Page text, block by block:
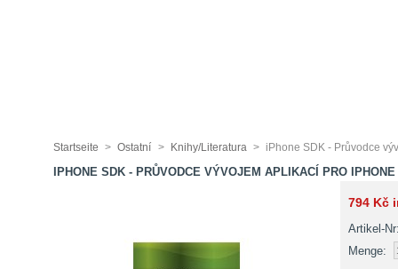
Startseite > Ostatní > Knihy/Literatura > iPhone SDK - Průvodce
IPHONE SDK - PRŮVODCE VÝVOJEM APLIKACÍ PRO
794 Kč
Artikel-
Menge: